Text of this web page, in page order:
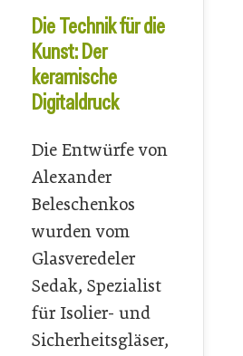
Die Technik für die
Kunst: Der
keramische
Digitaldruck
Die Entwürfe von
Alexander
Beleschenkos
wurden vom
Glasveredeler
Sedak, Spezialist
für Isolier- und
Sicherheitsgläser,